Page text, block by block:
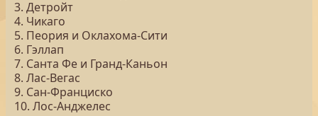
3. Детройт
4. Чикаго
5. Пеория и Оклахома-Сити
6. Гэллап
7. Санта Фе и Гранд-Каньон
8. Лас-Вегас
9. Сан-Франциско
10. Лос-Анджелес